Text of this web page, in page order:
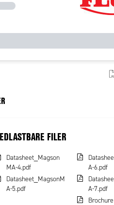
FILER
Datasheet_Magson
MA-4.pdf
Datasheet_MagsonM
A-5.pdf
A-6.pdf
A-7.pdf
Brochure